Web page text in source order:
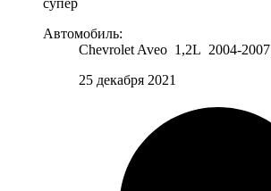
супер
Автомобиль:
Chevrolet Aveo 1,2L 2004-2007
25 декабря 2021